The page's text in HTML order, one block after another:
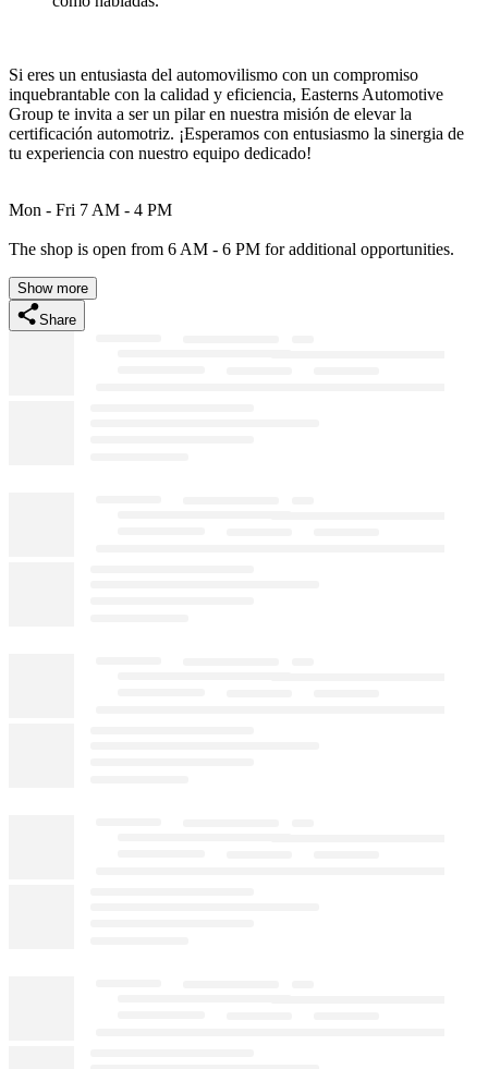
Si eres un entusiasta del automovilismo con un compromiso
inquebrantable con la calidad y eficiencia, Easterns Automotive
Group te invita a ser un pilar en nuestra misión de elevar la
certificación automotriz. ¡Esperamos con entusiasmo la sinergia de
tu experiencia con nuestro equipo dedicado!
Mon - Fri 7 AM - 4 PM
The shop is open from 6 AM - 6 PM for additional opportunities.
Show more
Share